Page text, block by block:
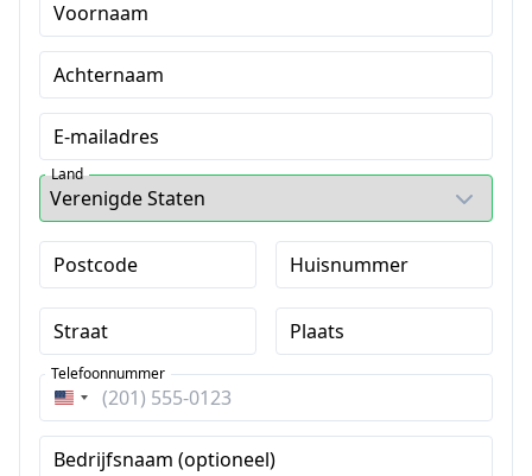
Voornaam
Achternaam
E-mailadres
Land
Postcode Huisnummer
Straat Plaats
Verenigde
Staten
+1
Telefoonnummer
Bedrijfsnaam (optioneel)